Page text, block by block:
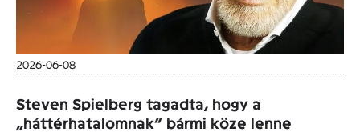
2026-06-08
Steven Spielberg tagadta, hogy a
„háttérhatalomnak” bármi köze lenne